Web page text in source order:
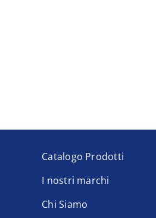
Catalogo Prodotti
I nostri marchi
Chi Siamo